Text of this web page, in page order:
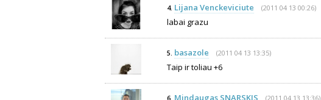
4. Lijana Venckeviciute (2011 04 13 00:26)
labai grazu
5. basazole (2011 04 13 13:35)
Taip ir toliau +6
6. Mindaugas SNARSKIS (2011 04 13 13:36)